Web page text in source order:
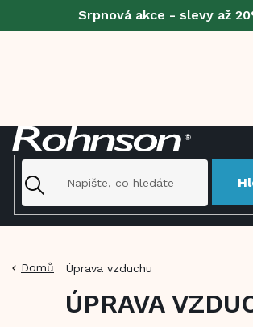
Srpnová akce - slevy až
Domů Úprava vzduchu
ÚPRAVA